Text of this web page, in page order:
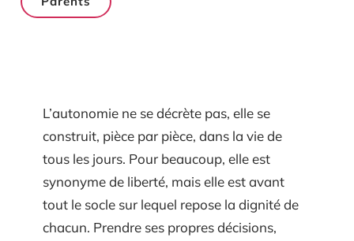
L’autonomie ne se décrète pas, elle se
construit, pièce par pièce, dans la vie de
tous les jours. Pour beaucoup, elle est
synonyme de liberté, mais elle est avant
tout le socle sur lequel repose la dignité de
chacun. Prendre ses propres décisions,